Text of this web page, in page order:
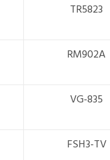
TR5823
RM902A
VG-835
FSH3-TV